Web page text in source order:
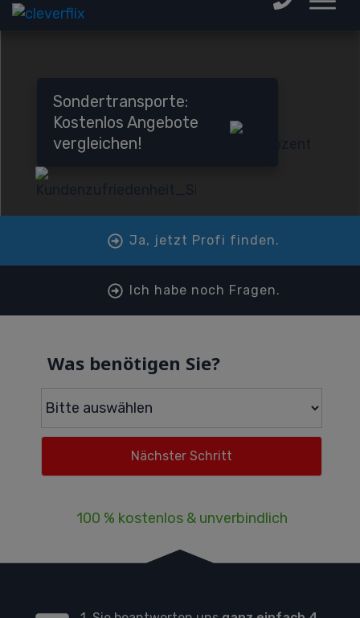
Sondertransporte:
Kostenlos Angebote
vergleichen!
Ja, jetzt Profi finden.
Ich habe noch Fragen.
Was benötigen Sie?
100 % kostenlos & unverbindlich